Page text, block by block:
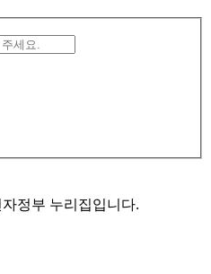
정부 누리집입니다.